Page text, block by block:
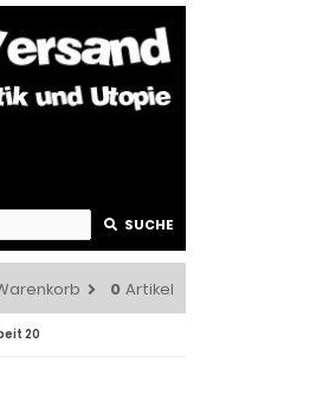
SUCHE
0 Artikel
20